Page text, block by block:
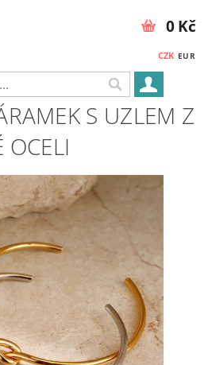
CZK EUR
0 Kč
S UZLEM Z
OCELI